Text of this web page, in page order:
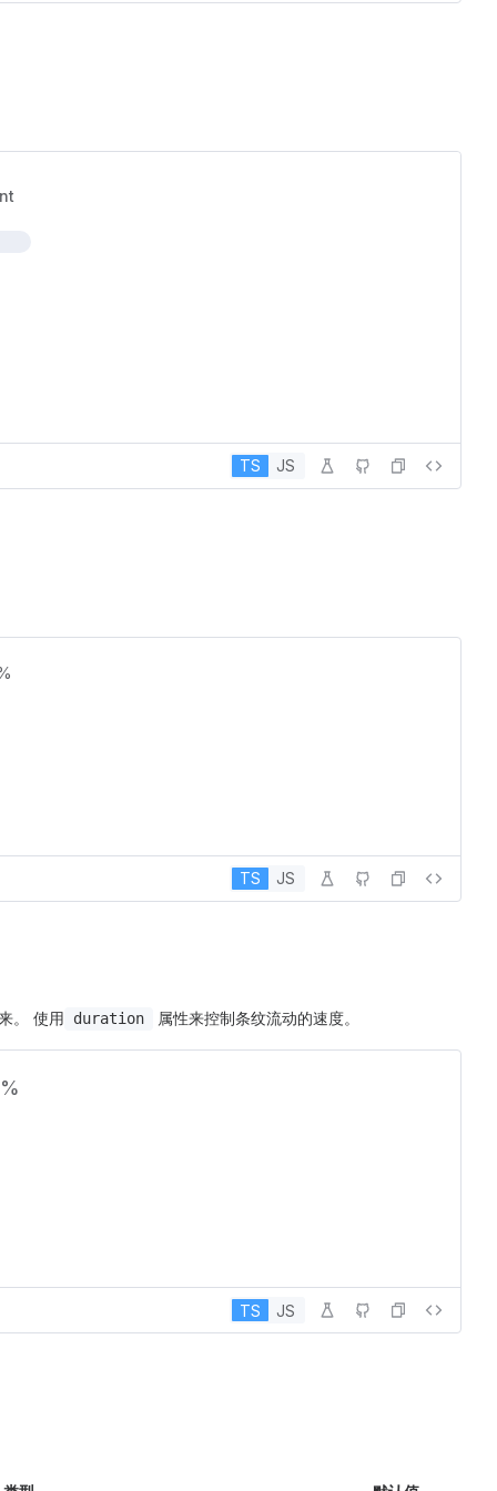
TS JS
TS JS
。 使用 duration 属性来控制条纹流动的速度。
TS JS